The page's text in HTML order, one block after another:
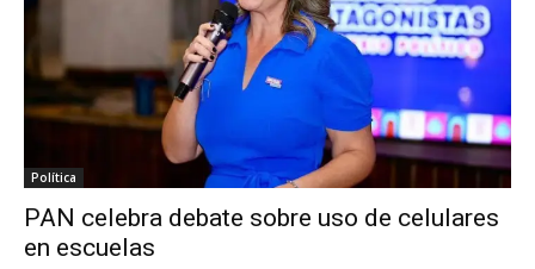
Política
PAN celebra debate sobre uso de celulares
en escuelas